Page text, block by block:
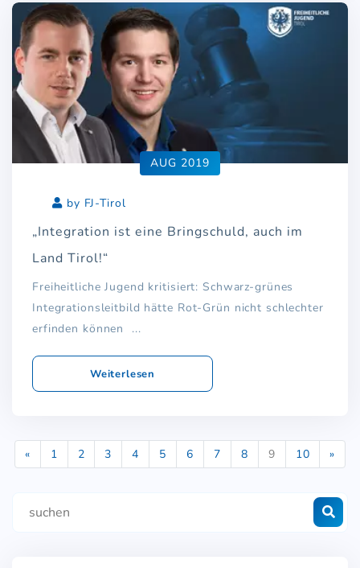
AUG 2019
by FJ-Tirol
„Integration ist eine Bringschuld, auch im
Land Tirol!“
Freiheitliche Jugend kritisiert: Schwarz-grünes
Integrationsleitbild hätte Rot-Grün nicht schlechter
erfinden können ...
Weiterlesen
«Previous
1 2 3 4 5 6 7 8 9 10 »